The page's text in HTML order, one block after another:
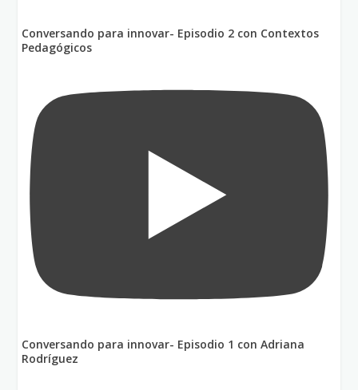
Conversando para innovar- Episodio 2 con Contextos
Pedagógicos
Conversando para innovar- Episodio 1 con Adriana
Rodríguez